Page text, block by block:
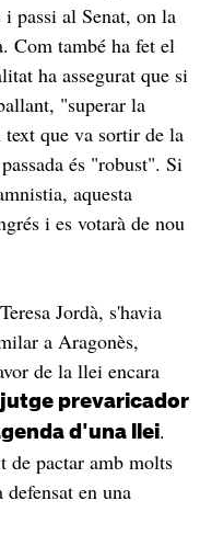
passi al Senat, on la
Com també ha fet el
ha assegurat que si
"superar la
que va sortir de la
és "robust". Si
aquesta
i es votarà de nou
Jordà, s'havia
a Aragonès,
de la llei encara
jutge prevaricador
d'una llei.
de pactar amb molts
en una